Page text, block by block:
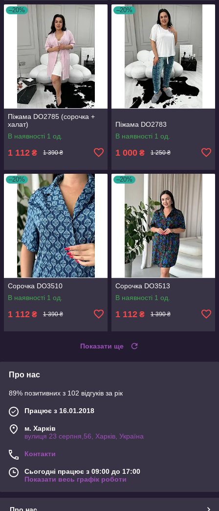
–20%
Піжама DO2785 (сорочка +
халат)
В наявності 1 од.
1 112 ₴ 1 390 ₴
–20%
Піжама DO2783
В наявності 1 од.
1 000 ₴ 1 250 ₴
–20%
Сорочка DO3510
В наявності 1 од.
1 112 ₴ 1 390 ₴
–20%
Сорочка DO3513
В наявності 1 од.
1 112 ₴ 1 390 ₴
Показати ще
Про нас
89% позитивних з 102 відгуків за рік
Працює з 16.01.2018
м. Харків
вулиця 23 серпня,56, Харків, Україна
Контакти
Сьогодні працює з 09:00 до 17:00
Показати весь графік роботи